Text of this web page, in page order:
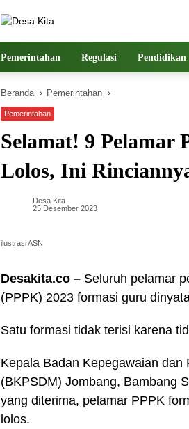
Pemerintahan Regulasi Pendidikan
Beranda Pemerintahan
Pemerintahan
Selamat! 9 Pelamar
Lolos, Ini
Desa Kita
25 Desember 2023
ilustrasi ASN
Desakita.co – Seluruh pelamar
(PPPK) 2023 formasi guru
Satu formasi tidak terisi karena
Kepala Badan Kepegawaian
(BKPSDM) Jombang, Bambang
yang diterima, pelamar PPPK
lolos.